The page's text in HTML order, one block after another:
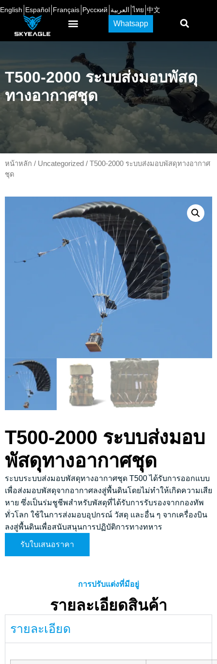
English Español Français Русский العربية ไทย 中文
Whatsapp
T500-2000 ระบบส่งมอบพัสดุ
ทางอากาศชุด
หน้าหลัก / Uncategorized / T500-2000 ระบบส่งมอบพัสดุทางอากาศ
ชุด
T500-2000 ระบบส่งมอบ
พัสดุทางอากาศชุด
ระบบระบบส่งมอบพัสดุทางอากาศชุด T500 ได้รับการออกแบบ
เพื่อส่งมอบพัสดุจากอากาศลงสู่พื้นดินโดยไม่ทำให้เกิดความเสีย
หาย ซึ่งเป็นร่มชูชีพสำหรับพัสดุที่ได้รับการรับรองจากกองทัพ
ทั่วโลก ใช้ในการส่งมอบอุปกรณ์ วัสดุ และอื่น ๆ จากเครื่องบิน
ลงสู่พื้นดินเพื่อสนับสนุนการปฏิบัติการทางทหาร
รับใบเสนอราคา
การปรับแต่งที่มีอยู่
รายละเอียดสินค้า
รายละเอียด